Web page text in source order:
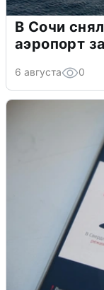
В Сочи
аэропорт
6 августа 0